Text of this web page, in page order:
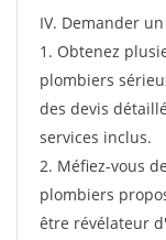
IV. Demander
1. Obtenez
plombiers
des devis
services inclus.
2. Méfiez-vous
plombiers
être révélateur